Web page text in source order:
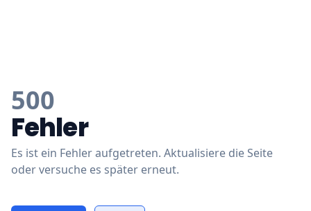
500
Fehler
Es ist ein Fehler aufgetreten. Aktualisiere die Seite
oder versuche es später erneut.